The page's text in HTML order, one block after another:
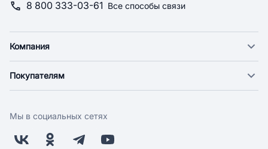
8 800 333-03-61 Все способы связи
Компания
Новости
Поставщикам
Заводчикам
Покупателям
Оплата
Бонусная программа
Мы в социальных сетях